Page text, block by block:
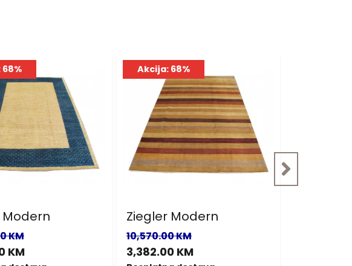
KM
KM
Akcija: 68%
Ziegler Modern
10,570.00 KM
3,382.00 KM